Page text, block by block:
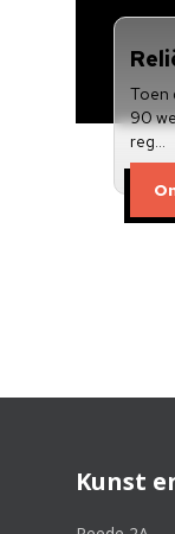
Toen
90
reg…
Kunst